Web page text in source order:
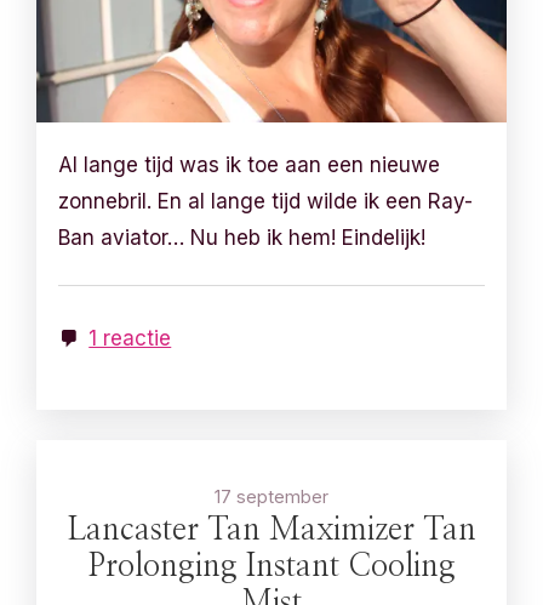
Al lange tijd was ik toe aan een nieuwe
zonnebril. En al lange tijd wilde ik een Ray-
Ban aviator… Nu heb ik hem! Eindelijk!
1 reactie
17 september
Lancaster Tan Maximizer Tan
Prolonging Instant Cooling